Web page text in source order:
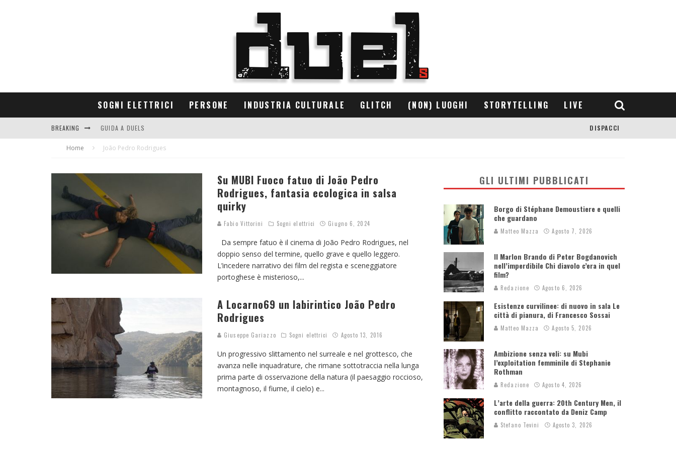
SOGNI ELETTRICI PERSONE INDUSTRIA CULTURALE GLITCH (NON) LUOGHI STORYTELLING LIVE
BREAKING GUIDA A DUELS
CONTRIBUTORS
DISPACCI
Home João Pedro Rodrigues
Su MUBI Fuoco fatuo di João Pedro
Rodrigues, fantasia ecologica in salsa
quirky
Fabio Vittorini Sogni elettrici Giugno 6, 2024
Da sempre fatuo è il cinema di João Pedro Rodrigues, nel
doppio senso del termine, quello grave e quello leggero.
L’incedere narrativo dei film del regista e sceneggiatore
portoghese è misterioso,...
A Locarno69 un labirintico João Pedro
Rodrigues
Giuseppe Gariazzo Sogni elettrici Agosto 13, 2016
Un progressivo slittamento nel surreale e nel grottesco, che
avanza nelle inquadrature, che rimane sottotraccia nella lunga
prima parte di osservazione della natura (il paesaggio roccioso,
montagnoso, il fiume, il cielo) e...
GLI ULTIMI PUBBLICATI
Borgo di Stéphane Demoustiere e quelli
che guardano
Matteo Mazza Agosto 7, 2026
Il Marlon Brando di Peter Bogdanovich
nell’imperdibile Chi diavolo c’era in quel
film?
Redazione Agosto 6, 2026
Esistenze curvilinee: di nuovo in sala Le
città di pianura, di Francesco Sossai
Matteo Mazza Agosto 5, 2026
Ambizione senza veli: su Mubi
l’exploitation femminile di Stephanie
Rothman
Redazione Agosto 4, 2026
L’arte della guerra: 20th Century Men, il
conflitto raccontato da Deniz Camp
Stefano Tevini Agosto 3, 2026